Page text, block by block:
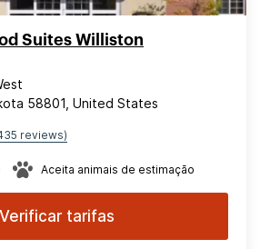
Suites Williston
58801, United States
reviews)
Aceita animais de estimação
Verificar tarifas